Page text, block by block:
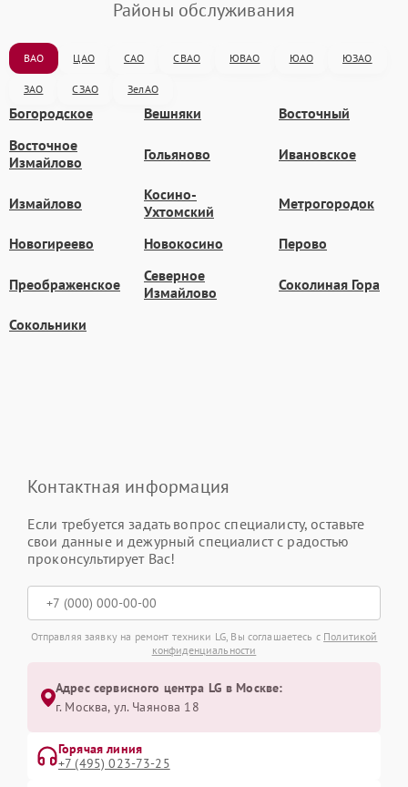
Районы обслуживания
ВАО ЦАО САО СВАО ЮВАО ЮАО ЮЗАО
ЗАО СЗАО ЗелАО
Богородское Вешняки
Восточный
Восточное
Измайлово
Гольяново Ивановское
Измайлово
Косино-
Ухтомский
Метрогородок
Новогиреево Новокосино Перово
Преображенское
Северное
Измайлово
Соколиная Гора
Сокольники
Контактная информация
Если требуется задать вопрос специалисту, оставьте
свои данные и дежурный специалист с радостью
проконсультирует Вас!
Отправляя заявку на ремонт техники LG, Вы соглашаетесь с Политикой
конфиденциальности
Адрес сервисного центра LG в Москве:
г. Москва, ул. Чаянова 18
Горячая линия
+7 (495) 023-73-25